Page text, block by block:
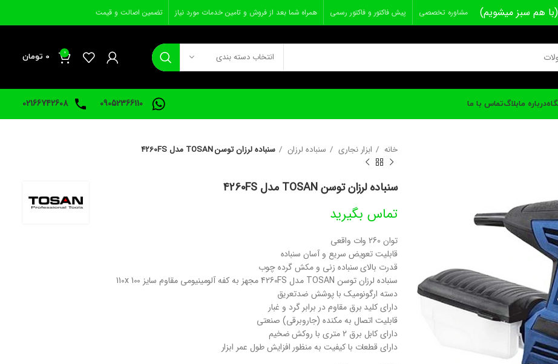
هم سبز میشویم) مشاوره تخصصی پیش فاکتور و فاکتور رسمی همراه شما بعد از فروش و تامین خدمات مورد نیاز تضمین اصالت و قیمت
انتخاب دسته بندی 0
0 تومان
درباره مابلاگتماس با ما 09052366110
02166742608
خانه ابزار نجاری سنباده لرزان سنباده لرزان توسن TOSAN مدل 4260FS
سنباده لرزان توسن TOSAN مدل 4260FS
تماس بگیرید
توان 260 وات واقعی
قابلیت تعویض سریع و آسان سنباده
قدرت بالای سنباده زنی و مکش گرده چوب
سنباده لرزان توسن TOSAN مدل 4260FS مجهز به کفه آلومینیومی مقاوم سایز 110x 100
دسته ارگونومیک با پوشش ضدتعریق
دارای کلید برق مقاوم در برابر گرد و غبار
قابلیت اتصال به مکنده (جاروبرقی) صنعتی
دارای کابل برق 2 متری با روکش ضخیم
دارای قطعات با کیفیت به منظور افزایش طول عمر ابزار